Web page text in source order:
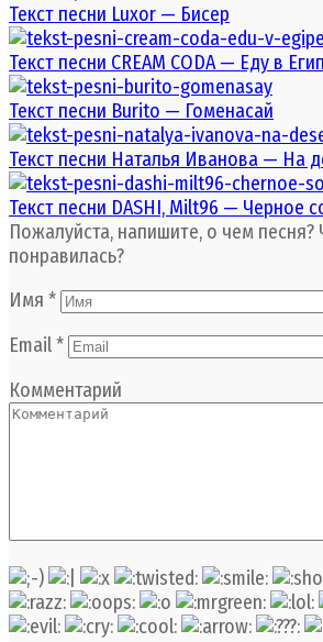
Текст песни Luxor — Бисер
Текст песни CREAM CODA — Еду в
Текст песни Burito — Гоменасай
Текст песни Наталья Иванова — На
Текст песни DASHI, Milt96 — Черное
Пожалуйста, напишите, о чем
понравилась?
Имя *
Email*
Комментарий